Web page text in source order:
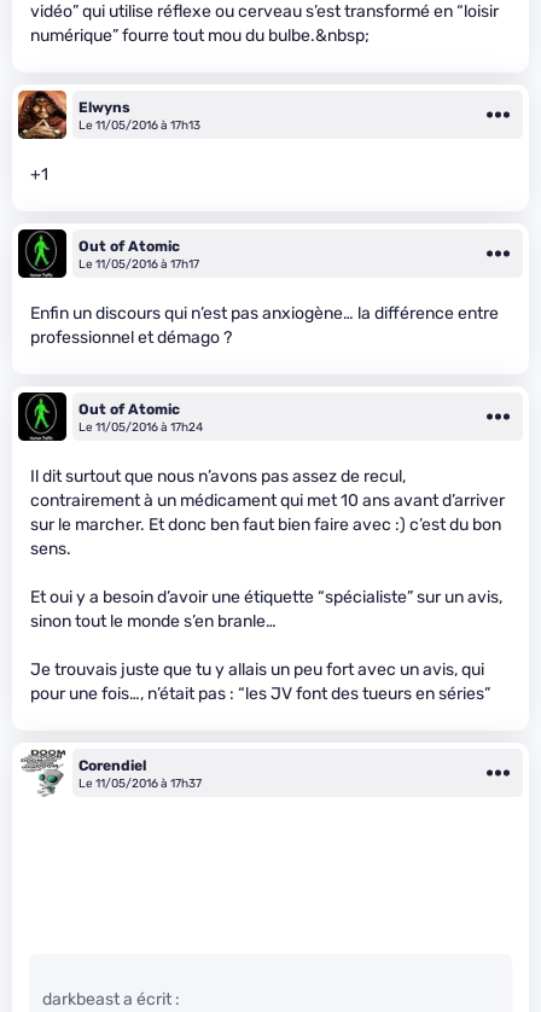
vidéo” qui utilise réflexe ou cerveau s’est transformé en “loisir
numérique” fourre tout mou du bulbe.&nbsp;
Elwyns
Le 11/05/2016 à 17h13
+1
Out of Atomic
Le 11/05/2016 à 17h17
Enfin un discours qui n’est pas anxiogène… la différence entre
professionnel et démago ?
Out of Atomic
Le 11/05/2016 à 17h24
Il dit surtout que nous n’avons pas assez de recul,
contrairement à un médicament qui met 10 ans avant d’arriver
sur le marcher. Et donc ben faut bien faire avec :) c’est du bon
sens.
Et oui y a besoin d’avoir une étiquette “spécialiste” sur un avis,
sinon tout le monde s’en branle…
Je trouvais juste que tu y allais un peu fort avec un avis, qui
pour une fois…, n’était pas : “les JV font des tueurs en séries”
Corendiel
Le 11/05/2016 à 17h37
darkbeast a écrit :